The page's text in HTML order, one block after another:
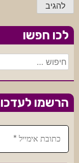
לכו חפשו
חיפוש:
הרשמו